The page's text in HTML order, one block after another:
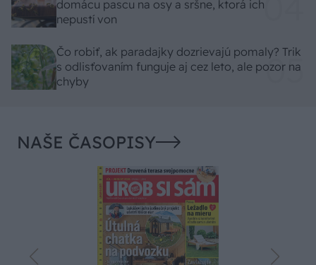
domácu pascu na osy a sršne, ktorá ich
nepustí von
Čo robiť, ak paradajky dozrievajú pomaly? Trik
s odlisťovaním funguje aj cez leto, ale pozor na
chyby
NAŠE ČASOPISY